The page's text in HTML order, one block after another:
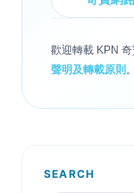
歡迎轉載 KPN
聲明及轉載原則 。
SEARCH